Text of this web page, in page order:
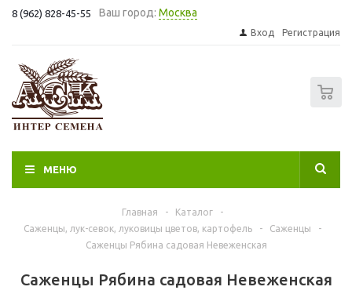
8 (962) 828-45-55 Ваш город: Москва
Вход Регистрация
МЕНЮ
Главная - Каталог
-
Саженцы, лук-севок, луковицы цветов, картофель
- Саженцы
-
Саженцы Рябина садовая Невеженская
Саженцы Рябина садовая Невеженская